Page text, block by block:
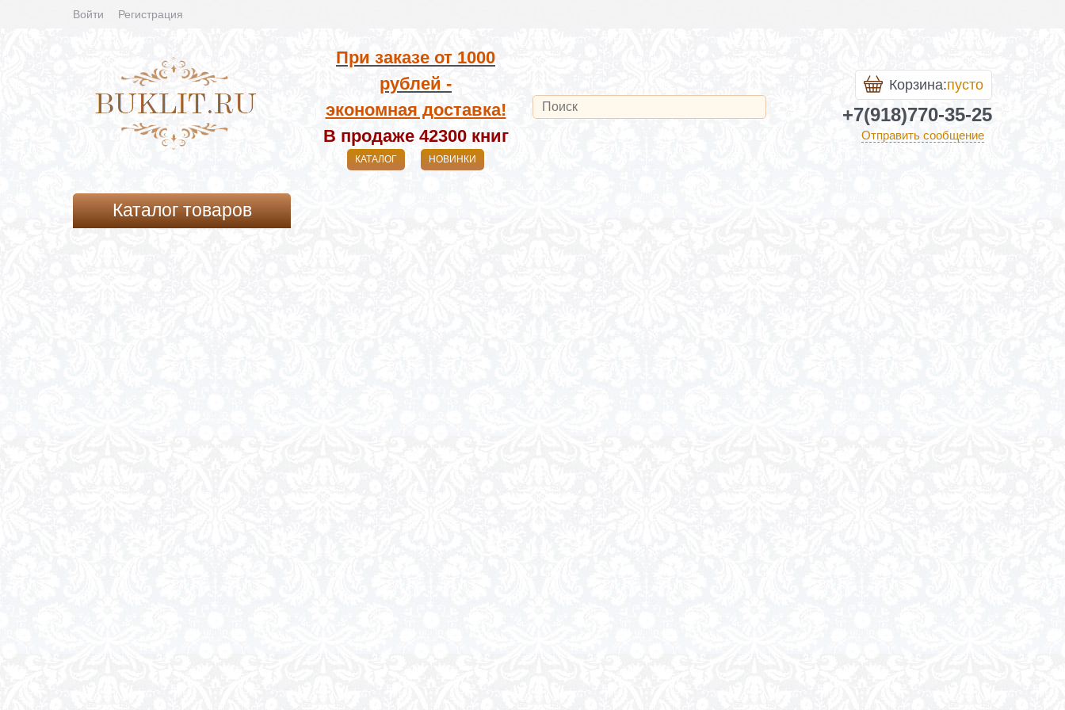
Войти Регистрация
При заказе от 1000
рублей -
экономная доставка!
В продаже 42300 книг
КАТАЛОГ НОВИНКИ
Корзина:пусто
+7(918)770-35-25
Отправить сообщение
Каталог товаров